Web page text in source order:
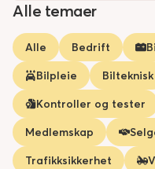
Alle temaer
Alle Bedrift
Bilpleie
Bilteknisk
Kontroller og tester
Medlemskap
Trafikksikkerhet